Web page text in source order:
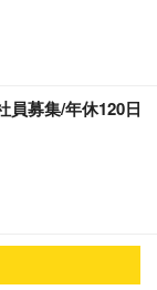
員募集/年休120日